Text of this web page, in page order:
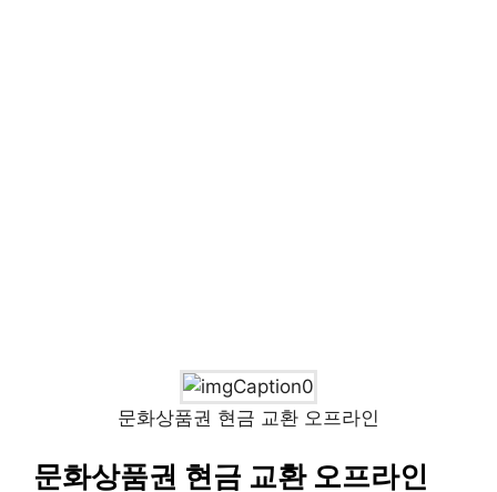
문화상품권 현금 교환 오프라인
문화상품권 현금 교환 오프라인